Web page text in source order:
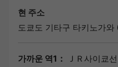
현 주소
도쿄도 기타구 타키노가와
가까운 역1： ＪＲ사이쿄선